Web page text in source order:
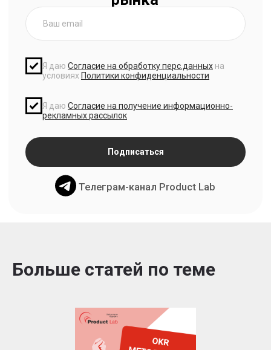
Больше статей по теме